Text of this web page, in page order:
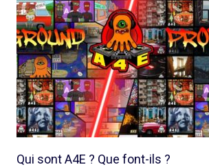
Qui sont A4E ? Que font-ils ?